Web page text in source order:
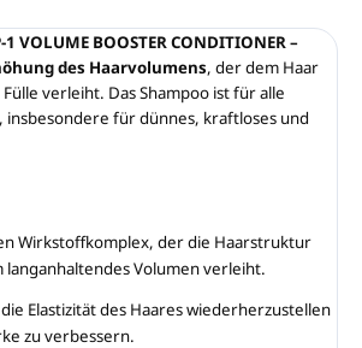
1 VOLUME BOOSTER CONDITIONER –
des Haarvolumens, der dem Haar
verleiht. Das Shampoo ist für alle
für dünnes, kraftloses und
Wirkstoffkomplex, der die Haarstruktur
langanhaltendes Volumen verleiht.
Elastizität des Haares wiederherzustellen
zu verbessern.